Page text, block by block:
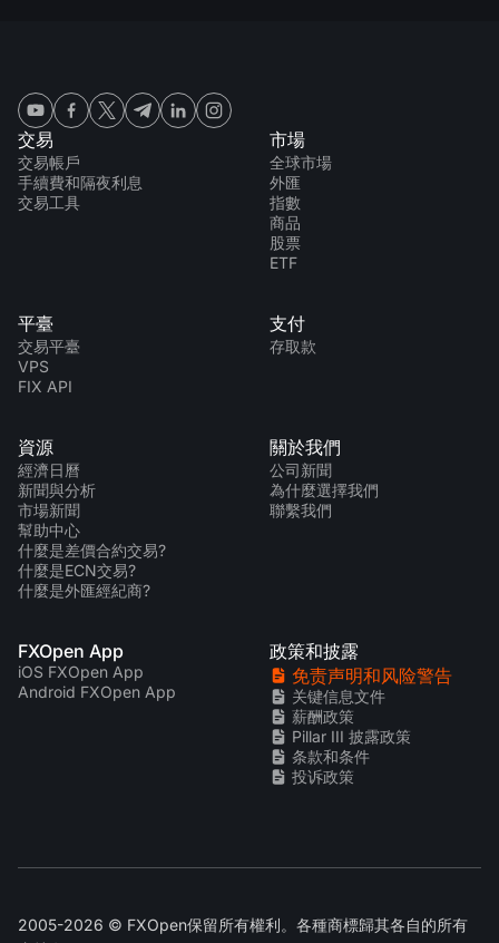
交易
交易帳戶
手續費和隔夜利息
交易工具
市場
全球市場
外匯
指數
商品
股票
ETF
平臺
交易平臺
VPS
FIX API
支付
存取款
資源
經濟日曆
新聞與分析
市場新聞
幫助中心
什麼是差價合約交易?
什麼是ECN交易?
什麼是外匯經紀商?
關於我們
公司新聞
為什麼選擇我們
聯繫我們
FXOpen App
iOS FXOpen App
Android FXOpen App
政策和披露
免责声明和风险警告
关键信息文件
薪酬政策
Pillar III 披露政策
条款和条件
投诉政策
2005-2026 © FXOpen保留所有權利。各種商標歸其各自的所有